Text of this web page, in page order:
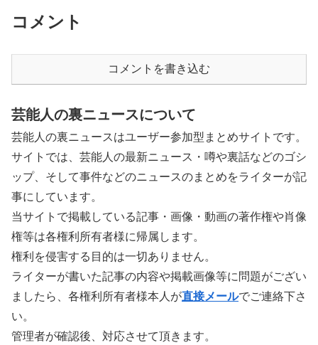
コメント
コメントを書き込む
芸能人の裏ニュースについて
芸能人の裏ニュースはユーザー参加型まとめサイトです。
サイトでは、芸能人の最新ニュース・噂や裏話などのゴシ
ップ、そして事件などのニュースのまとめをライターが記
事にしています。
当サイトで掲載している記事・画像・動画の著作権や肖像
権等は各権利所有者様に帰属します。
権利を侵害する目的は一切ありません。
ライターが書いた記事の内容や掲載画像等に問題がござい
ましたら、各権利所有者様本人が直接メールでご連絡下さ
い。
管理者が確認後、対応させて頂きます。